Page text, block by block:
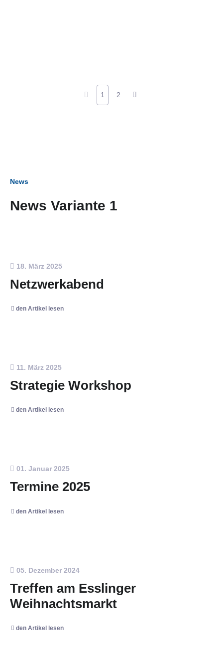
1 2
News
News Variante 1
18. März 2025
Netzwerkabend
den Artikel lesen
11. März 2025
Strategie Workshop
den Artikel lesen
01. Januar 2025
Termine 2025
den Artikel lesen
05. Dezember 2024
Treffen am Esslinger
Weihnachtsmarkt
den Artikel lesen